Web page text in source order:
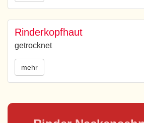
Rinderkopfhaut
getrocknet
mehr